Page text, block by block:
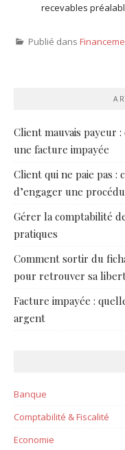
recevables
Publié dans
Client mauvais payeur
une facture impayée
Client qui ne paie pas :
d’engager une
Gérer la comptabilité
pratiques
Comment sortir du
pour retrouver sa
Facture impayée :
argent
Banque
Comptabilité & Fiscalité
Economie